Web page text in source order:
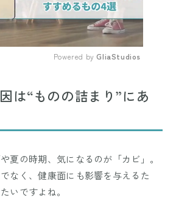
Powered by GliaStudios
は“ものの詰まり”にあ
夏の時期、気になるのが「カビ」。
なく、健康面にも影響を与えるた
いですよね。